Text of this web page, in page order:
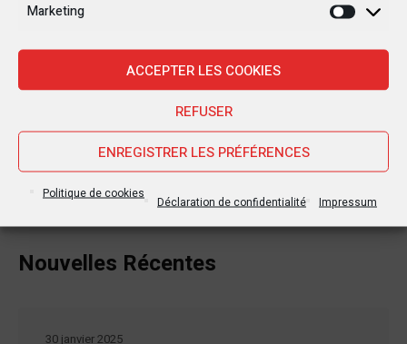
Marketing
ACCEPTER LES COOKIES
REFUSER
ENREGISTRER LES PRÉFÉRENCES
Politique de cookies
Déclaration de confidentialité Impressum
Nouvelles Récentes
30 janvier 2025